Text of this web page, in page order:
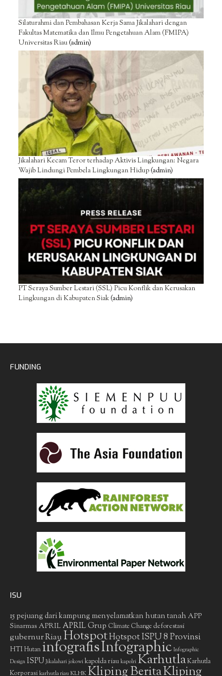
Silaturahmi dan Pembahasan Kerja Sama Jikalahari dengan
Fakultas Matematika dan Ilmu Pengetahuan Alam (FMIPA)
Universitas Riau(admin)
Jikalahari Kecam Teror terhadap Aktivis Lingkungan: Negara
Wajib Lindungi Pembela Lingkungan Hidup(admin)
PT Seraya Sumber Lestari (SSL) Picu Konflik dan Kerusakan
Lingkungan di Kabupaten Siak(admin)
FUNDING
ISU
15 pejuang dari kampung menyelamatkan hutan tanah APP
Sinarmas APRIL APRIL Grup Climate Change deforestasi
gubernur RiauHotspotHotspot ISPU 8 Provinsi
HTIHutan infografisInfographic Infographic
Design ISPU Jikalahari jokowi kapolda riau kapolri KarhutlaKarhutla
Korporasikarhutla riauKLHKKliping BeritaKliping